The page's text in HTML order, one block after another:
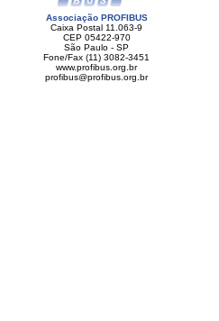
Associação PROFIBUS
Caixa Postal 11.063-9
CEP 05422-970
São Paulo - SP
Fone/Fax (11) 3082-3451
www.profibus.org.br
profibus@profibus.org.br